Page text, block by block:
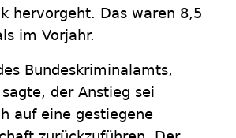
hervorgeht. Das waren 8,5
im Vorjahr.
Bundeskriminalamts,
der Anstieg sei
auf eine gestiegene